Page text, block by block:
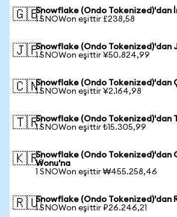
🇬🇧Snowflake (Ondo Tokenized)'dan
1 SNOWon eşittir £238,58
🇯🇵Snowflake (Ondo Tokenized)'dan
1 SNOWon eşittir ¥50.824,99
🇨🇳Snowflake (Ondo Tokenized)'dan
1 SNOWon eşittir ¥2.164,98
🇹🇷Snowflake (Ondo Tokenized)'dan
1 SNOWon eşittir ₺15.305,99
🇰🇷Snowflake (Ondo Tokenized)'dan
Wonu'na
1 SNOWon eşittir ₩455.258,46
🇷🇺Snowflake (Ondo Tokenized)'dan
1 SNOWon eşittir ₽26.246,21